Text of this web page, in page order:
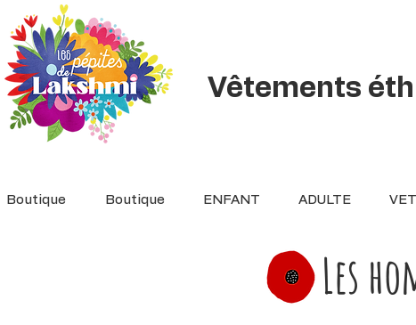
Vêtements
Boutique Boutique ENFANT ADULTE
Les